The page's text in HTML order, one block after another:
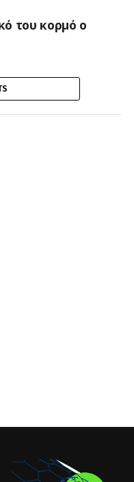
του κορμό ο